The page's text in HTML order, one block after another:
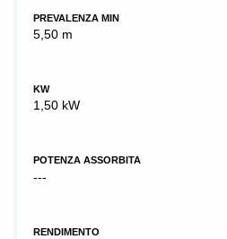
PREVALENZA MIN
5,50 m
KW
1,50 kW
POTENZA ASSORBITA
---
RENDIMENTO